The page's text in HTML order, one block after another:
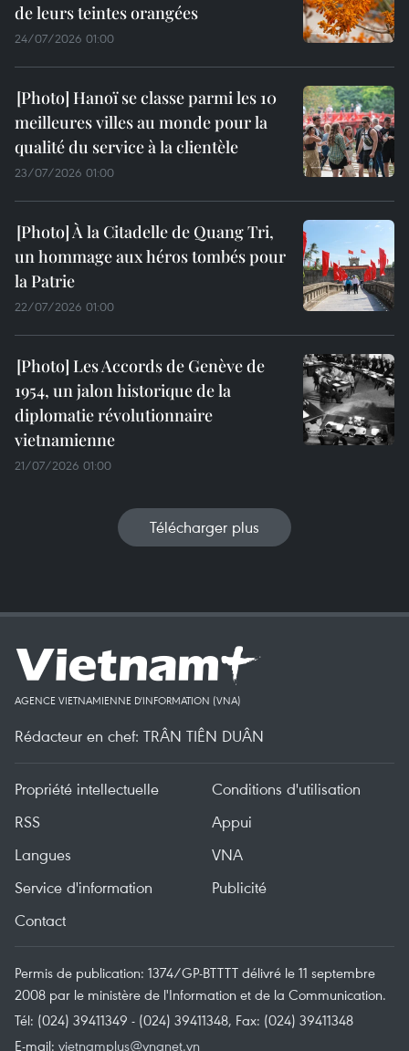
de leurs teintes orangées
24/07/2026 01:00
Hanoï se classe parmi les 10
meilleures villes au monde pour la
qualité du service à la clientèle
23/07/2026 01:00
À la Citadelle de Quang Tri,
un hommage aux héros tombés pour
la Patrie
22/07/2026 01:00
Les Accords de Genève de
1954, un jalon historique de la
diplomatie révolutionnaire
vietnamienne
21/07/2026 01:00
Télécharger plus
AGENCE VIETNAMIENNE D'INFORMATION (VNA)
Rédacteur en chef: TRÂN TIÊN DUÂN
Propriété intellectuelle
Conditions d'utilisation
RSS
Appui
Langues
VNA
Service d'information
Publicité
Contact
Permis de publication: 1374/GP-BTTTT délivré le 11 septembre
2008 par le ministère de l'Information et de la Communication.
Tél: (024) 39411349 - (024) 39411348, Fax: (024) 39411348
E-mail: vietnamplus@vnanet.vn